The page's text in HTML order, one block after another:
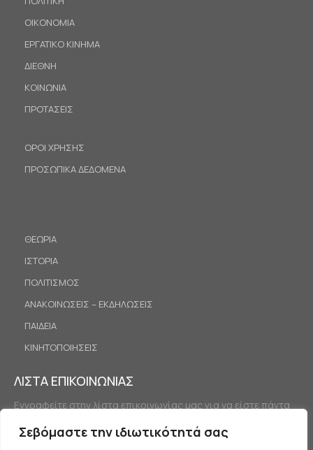
Σεβόμαστε την ιδιωτικότητά σας
ΟΙΚΟΝΟΜΙΑ
ΕΡΓΑΤΙΚΟ ΚΙΝΗΜΑ
ΔΙΕΘΝΗ
ΚΟΙΝΩΝΙΑ
ΠΡΟΤΑΣΕΙΣ
ΟΡΟΙ ΧΡΗΣΗΣ
ΠΡΟΣΩΠΙΚΑ ΔΕΔΟΜΕΝΑ
ΘΕΩΡΙΑ
ΙΣΤΟΡΙΑ
ΠΟΛΙΤΙΣΜΟΣ
ΑΝΑΚΟΙΝΩΣΕΙΣ – ΕΚΔΗΛΩΣΕΙΣ
ΠΑΙΔΕΙΑ
ΚΙΝΗΤΟΠΟΙΗΣΕΙΣ
ΛΙΣΤΑ ΕΠΙΚΟΙΝΩΝΙΑΣ
Εγγραφείτε στην λίστα επικοινωνίας μας για να είστε πάντα